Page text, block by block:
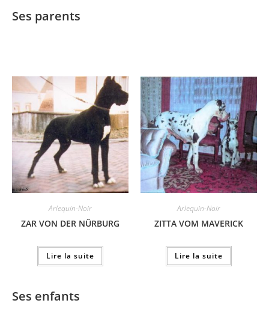
Ses parents
Arlequin-Noir
ZAR VON DER NÛRBURG
Lire la suite
Arlequin-Noir
ZITTA VOM MAVERICK
Lire la suite
Ses enfants